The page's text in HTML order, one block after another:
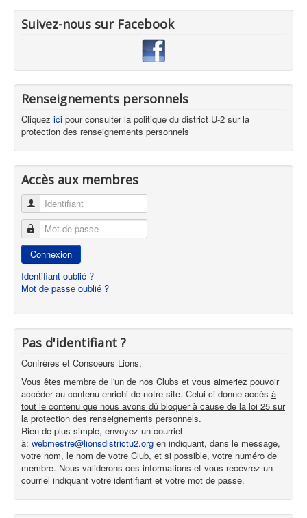
Suivez-nous sur Facebook
Renseignements personnels
Cliquez ici pour consulter la politique du district U-2 sur la
protection des renseignements personnels
Accès aux membres
Identifiant
Mot de passe
Connexion
Identifiant oublié ?
Mot de passe oublié ?
Pas d'identifiant ?
Confrères et Consoeurs Lions,
Vous êtes membre de l'un de nos Clubs et vous aimeriez pouvoir
accéder au contenu enrichi de notre site. Celui-ci donne accès à
tout le contenu que nous avons dû bloquer à cause de la loi 25 sur
la protection des renseignements personnels.
Rien de plus simple, envoyez un courriel
à: webmestre@lionsdistrictu2.org en indiquant, dans le message,
votre nom, le nom de votre Club, et si possible, votre numéro de
membre. Nous validerons ces informations et vous recevrez un
courriel indiquant votre identifiant et votre mot de passe.